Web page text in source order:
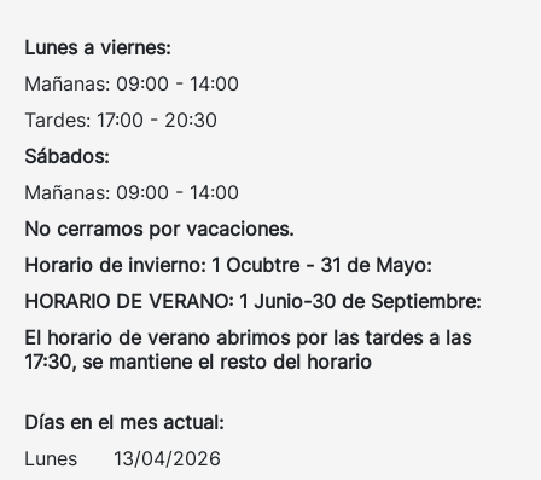
Lunes a viernes:
Mañanas: 09:00 - 14:00
Tardes: 17:00 - 20:30
Sábados:
Mañanas: 09:00 - 14:00
No cerramos por vacaciones.
Horario de invierno: 1 Ocubtre - 31 de Mayo:
HORARIO DE VERANO: 1 Junio-30 de Septiembre:
El horario de verano abrimos por las tardes a las
17:30, se mantiene el resto del horario
Días en el mes actual:
Lunes 13/04/2026